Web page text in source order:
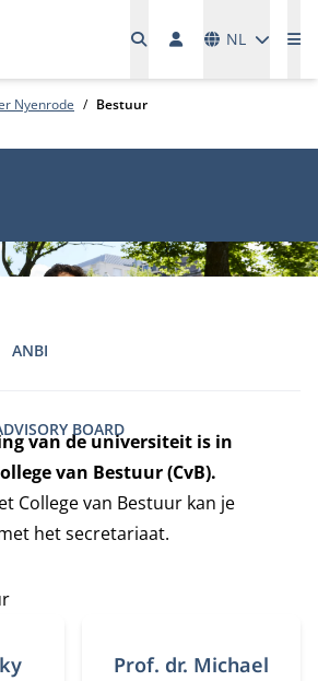
NL
Nyenrode Bestuur
ANBI
BOARD
van de universiteit is in
van Bestuur (CvB).
College van Bestuur kan je
hetsecretariaat.
Prof. dr. Michael